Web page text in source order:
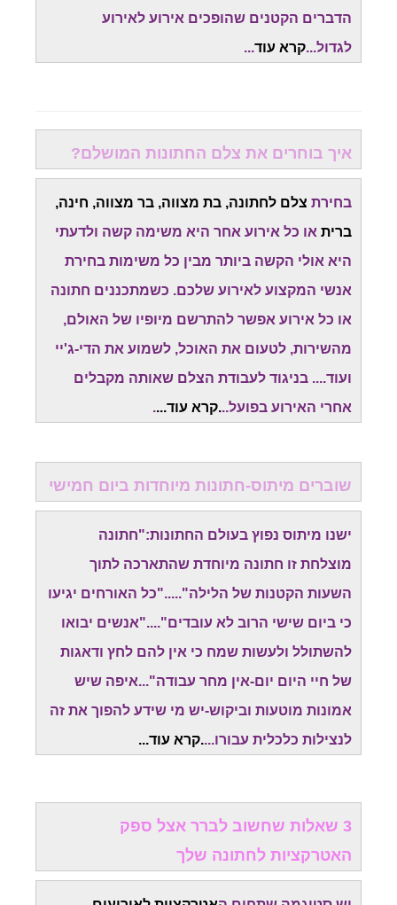
הדברים הקטנים שהופכים אירוע לאירוע
לגדול...קרא עוד...
איך בוחרים את צלם החתונות המושלם?
בחירת צלם לחתונה, בת מצווה, בר מצווה, חינה,
ברית או כל אירוע אחר היא משימה קשה ולדעתי
היא אולי הקשה ביותר מבין כל משימות בחירת
אנשי המקצוע לאירוע שלכם. כשמתכננים חתונה
או כל אירוע אפשר להתרשם מיופיו של האולם,
מהשירות, לטעום את האוכל, לשמוע את הדי-ג'יי
ועוד.... בניגוד לעבודת הצלם שאותה מקבלים
אחרי האירוע בפועל...קרא עוד...
.
שוברים מיתוס-חתונות מיוחדות ביום חמישי
ישנו מיתוס נפוץ בעולם החתונות:"חתונה
מוצלחת זו חתונה מיוחדת שהתארכה לתוך
השעות הקטנות של הלילה"....."כל האורחים יגיעו
כי ביום שישי הרוב לא עובדים"...."אנשים יבואו
להשתולל ולעשות שמח כי אין להם לחץ ודאגות
של חיי היום יום-אין מחר עבודה"...איפה שיש
אמונות מוטעות וביקוש-יש מי שידע להפוך את זה
לנצילות כלכלית עבורו....קרא עוד...
3 שאלות שחשוב לברר אצל ספק
האטרקציות לחתונה שלך